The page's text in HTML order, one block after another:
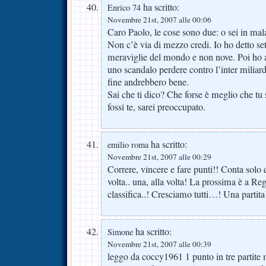
Enrico 74 ha scritto:
Novembre 21st, 2007 alle 00:06
Caro Paolo, le cose sono due: o sei in
Non c’è via di mezzo credi. Io ho detto
meraviglie del mondo e non nove. Poi ho
uno scandalo perdere contro l’inter
fine andrebbero bene.
Sai che ti dico? Che forse è meglio che
fossi te, sarei preoccupato.
emilio romaha scritto:
Novembre 21st, 2007 alle 00:29
Correre, vincere e fare punti!! Conta solo
volta.. una, alla volta! La prossima è a
classifica..! Cresciamo tutti…! Una
Simone ha scritto:
Novembre 21st, 2007 alle 00:39
leggo da coccy1961 1 punto in tre partite